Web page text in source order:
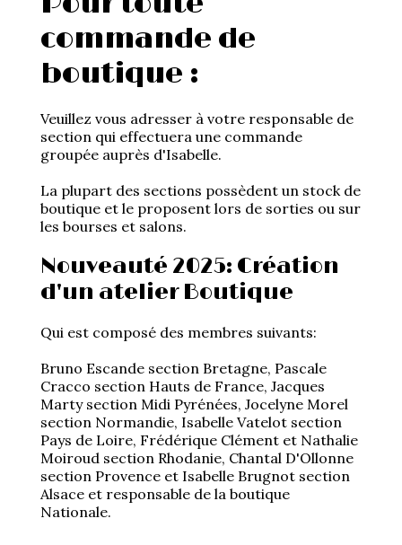
Notre local
Les pièces
L’assurance
Liens
La Revue
Les salons
La traction
La Traction des
Bibliographie
Présentation 7
Présentation 11
Evolution 7 et 11 -
1934/1941
Evolution 11 –
1945/1952
commande de
boutique :
Veuillez vous adresser à votre responsable de
section qui effectuera une commande
groupée auprès d'Isabelle.
La plupart des sections possèdent un stock de
boutique et le proposent lors de sorties ou sur
les bourses et salons.
Nouveauté 2025: Création
d'un atelier Boutique
Qui est composé des membres suivants:
Bruno Escande section Bretagne, Pascale
Cracco section Hauts de France, Jacques
Marty section Midi Pyrénées, Jocelyne Morel
section Normandie, Isabelle Vatelot section
Pays de Loire, Frédérique Clément et Nathalie
Moiroud section Rhodanie, Chantal D'Ollonne
section Provence et Isabelle Brugnot section
Alsace et responsable de la boutique
Nationale.